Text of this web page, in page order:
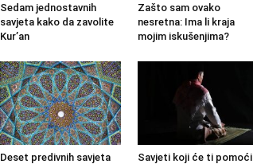
Sedam jednostavnih
savjeta kako da zavolite
Kur’an
Zašto sam ovako
nesretna: Ima li kraja
mojim iskušenjima?
Deset predivnih savjeta
Savjeti koji će ti pomoći